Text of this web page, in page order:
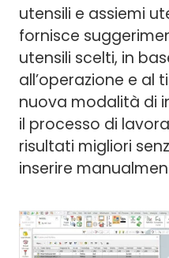
utensili e assiemi
fornisce
utensili scelti, in
all’operazione e al
nuova modalità di
il processo di
risultati migliori
inserire